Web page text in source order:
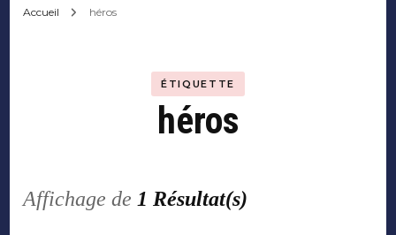
Accueil héros
ÉTIQUETTE
héros
Affichage de 1 Résultat(s)